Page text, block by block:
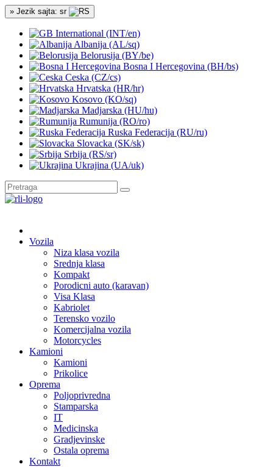
» Jezik sajta: sr
International (INT/en)
Albanija (AL/sq)
Belorusija (BY/be)
Bosna I Hercegovina (BH/bs)
Ceska (CZ/cs)
Hrvatska (HR/hr)
Kosovo (KO/sq)
Madjarska (HU/hu)
Rumunija (RO/ro)
Ruska Federacija (RU/ru)
Slovacka (SK/sk)
Srbija (RS/sr)
Ukrajina (UA/uk)
Vozila
Niza klasa vozila
Srednja klasa
Kompakt
Porodicni auto (karavan)
Visa Klasa
Kabriolet
Terensko vozilo
Komercijalna vozila
Motorcycles
Kamioni
Kamioni
Prikolice
Oprema
Poljoprivredna
Stamparska
IT
Medicinska
Gradjevinske
Ostala oprema
Kontakt